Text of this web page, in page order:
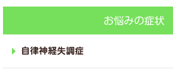
お悩みの症状
自律神経失調症